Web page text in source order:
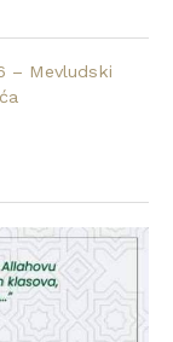
– Mevludski